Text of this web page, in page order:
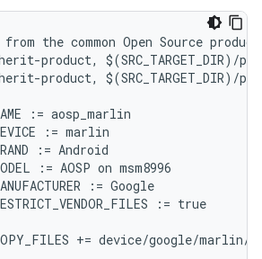
the common Open Source
product, $(SRC_TARGET_DIR)/
product, $(SRC_TARGET_DIR)/
:= aosp_marlin
:= marlin
:= Android
:= AOSP on msm8996
:= Google
:= true
+= device/google/marlin/